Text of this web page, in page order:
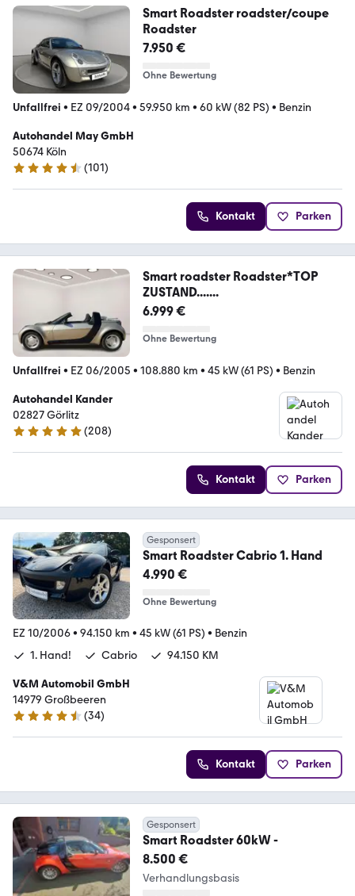
Smart Roadster roadster/coupe
Roadster
7.950 €
Ohne Bewertung
Unfallfrei • EZ 09/2004• 59.950 km • 60 kW (82 PS) • Benzin
Autohandel May GmbH
50674 Köln
4.7 Sterne
(101)
Kontakt Parken
Smart roadster Roadster*TOP
ZUSTAND.......
6.999 €
Ohne Bewertung
Unfallfrei • EZ 06/2005 • 108.880 km • 45 kW (61 PS) • Benzin
Autohandel Kander
02827 Görlitz
4.9 Sterne
(208)
Kontakt Parken
Gesponsert
Smart Roadster Cabrio 1. Hand
4.990 €
Ohne Bewertung
EZ 10/2006• 94.150 km • 45 kW (61 PS) • Benzin
1. Hand!
Cabrio 94.150 KM
V&M Automobil GmbH
14979 Großbeeren
4.4 Sterne
(34)
Kontakt Parken
Gesponsert
Smart Roadster 60kW -
8.500 €
Verhandlungsbasis